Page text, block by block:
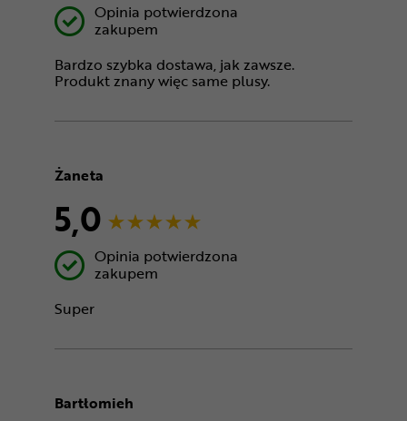
Opinia potwierdzona
zakupem
Bardzo szybka dostawa, jak zawsze.
Produkt znany więc same plusy.
Żaneta
5,0
Opinia potwierdzona
zakupem
Super
Bartłomieh